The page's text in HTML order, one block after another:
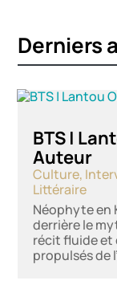
Derniers
BTS |
Auteur
Culture,
Littéraire
Néophyte en
derrière le
récit fluide et
propulsés de